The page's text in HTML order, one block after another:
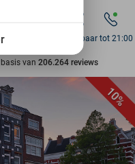
beschikbaar
leden
van 206.264 reviews
deals
Bereikbaar tot 21:00
10%